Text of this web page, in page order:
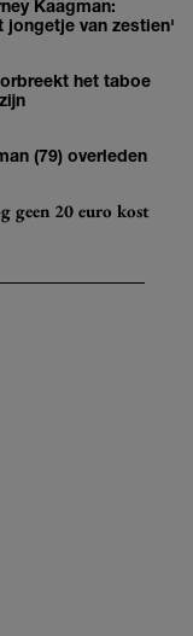
Kaagman:
jongetje van zestien'
het taboe
(79) overleden
geen 20 euro kost